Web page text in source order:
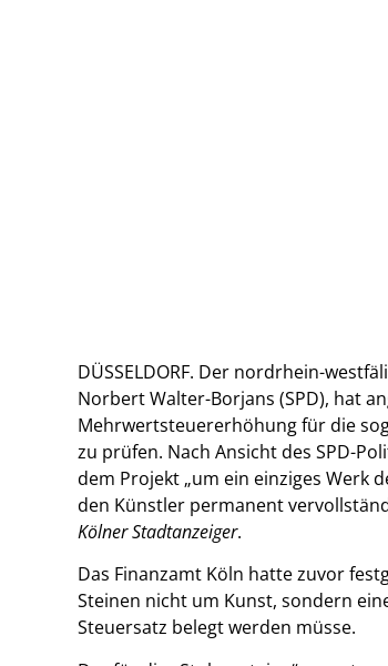
DÜSSELDORF. Der nordrhein-
Norbert Walter-Borjans (SPD), hat
Mehrwertsteuererhöhung für die
zu prüfen. Nach Ansicht des SPD-
dem Projekt „um ein einziges Werk
den Künstler permanent
Kölner Stadtanzeiger.
Das Finanzamt Köln hatte zuvor
Steinen nicht um Kunst, sondern
Steuersatz belegt werden müsse.